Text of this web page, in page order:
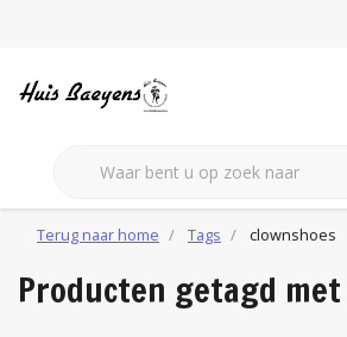
Terug naar home Tags clownshoes
Producten getagd